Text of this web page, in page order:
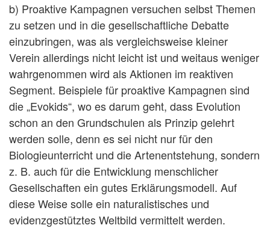
b) Proaktive Kampagnen versuchen selbst Themen
zu setzen und in die gesellschaftliche Debatte
einzubringen, was als vergleichsweise kleiner
Verein allerdings nicht leicht ist und weitaus weniger
wahrgenommen wird als Aktionen im reaktiven
Segment. Beispiele für proaktive Kampagnen sind
die „Evokids“, wo es darum geht, dass Evolution
schon an den Grundschulen als Prinzip gelehrt
werden solle, denn es sei nicht nur für den
Biologieunterricht und die Artenentstehung, sondern
z. B. auch für die Entwicklung menschlicher
Gesellschaften ein gutes Erklärungsmodell. Auf
diese Weise solle ein naturalistisches und
evidenzgestütztes Weltbild vermittelt werden.